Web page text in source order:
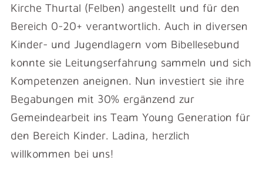
Kirche Thurtal (Felben) angestellt und für den
Bereich 0-20+ verantwortlich. Auch in diversen
Kinder- und Jugendlagern vom Bibellesebund
konnte sie Leitungserfahrung sammeln und sich
Kompetenzen aneignen. Nun investiert sie ihre
Begabungen mit 30% ergänzend zur
Gemeindearbeit ins Team Young Generation für
den Bereich Kinder. Ladina, herzlich
willkommen bei uns!